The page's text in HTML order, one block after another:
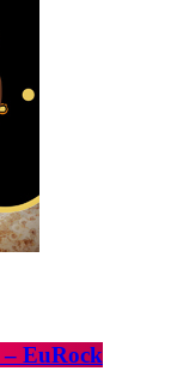
רוק בצהריים תכנית מס. 87 – 10.09.21 – EuRock